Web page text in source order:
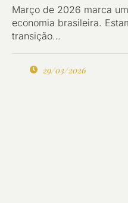
Março de 2026 marca
economia brasileira.
transição…
29/03/2026